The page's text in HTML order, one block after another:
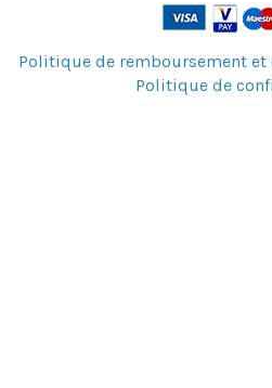
Politique de remboursement
Politique de